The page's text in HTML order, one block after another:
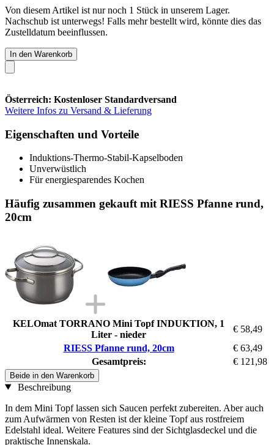
Von diesem Artikel ist nur noch 1 Stück in unserem Lager.
Nachschub ist unterwegs! Falls mehr bestellt wird, könnte dies das
Zustelldatum beeinflussen.
In den Warenkorb
Österreich: Kostenloser Standardversand
Weitere Infos zu Versand & Lieferung
Eigenschaften und Vorteile
Induktions-Thermo-Stabil-Kapselboden
Unverwüstlich
Für energiesparendes Kochen
Häufig zusammen gekauft mit RIESS Pfanne rund,
20cm
KELOmat TORRANO Mini Topf INDUKTION, 1
Liter - nieder
€ 58,49
RIESS Pfanne rund, 20cm
€ 63,49
Gesamtpreis:
€ 121,98
Beide in den Warenkorb
Beschreibung
In dem Mini Topf lassen sich Saucen perfekt zubereiten. Aber auch
zum Aufwärmen von Resten ist der kleine Topf aus rostfreiem
Edelstahl ideal. Weitere Features sind der Sichtglasdeckel und die
praktische Innenskala.